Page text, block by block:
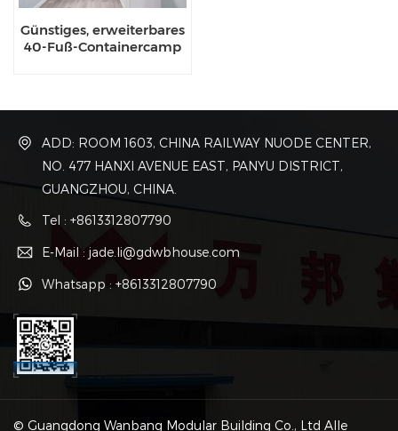
Günstiges, erweiterbares
40-Fuß-Containercamp
ADD: ROOM 1603, CHINA RAILWAY NUODE CENTER,
NO. 477 HANXI AVENUE EAST, PANYU DISTRICT,
GUANGZHOU, CHINA.
Tel : +8613312807790
E-Mail : jade.li@gdwbhouse.com
Whatsapp : +8613312807790
© Guangdong Wanbang Modular Building Co., Ltd Alle